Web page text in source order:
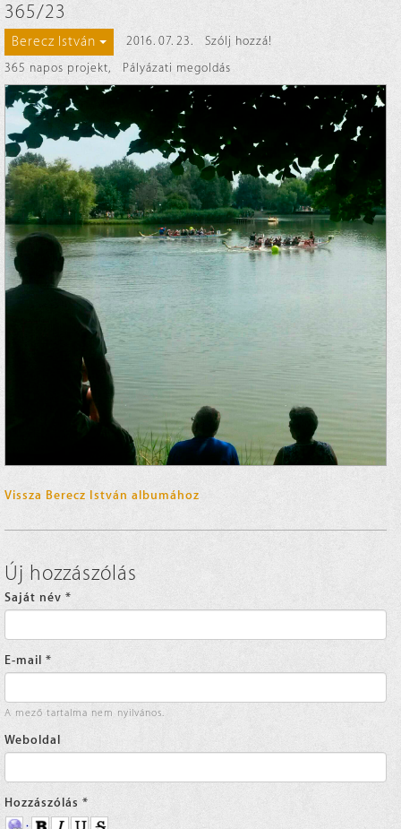
365/23
Berecz István 2016. 07. 23.
Szólj hozzá!
365 napos projekt, Pályázati megoldás
Vissza Berecz István albumához
Új hozzászólás
Saját név *
E-mail *
A mező tartalma nem nyilvános.
Weboldal
Hozzászólás *